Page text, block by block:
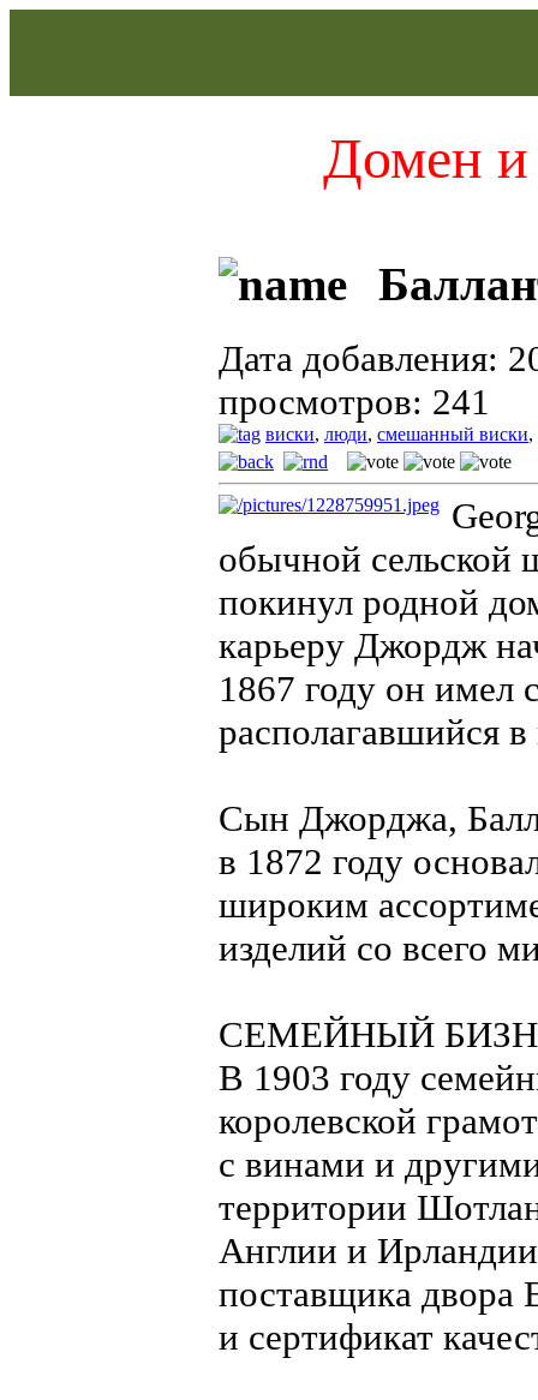
Домен и
Дата добавления:
просмотров: 241
виски, люди, смешанный виски,
обычной сельской
покинул родной
карьеру Джордж
1867 году он имел
располагавшийся
Сын Джорджа,
в 1872 году
широким
изделий со всего
СЕМЕЙНЫЙ
В 1903 году
королевской
с винами и
территории
Англии и
поставщика двора
и сертификат